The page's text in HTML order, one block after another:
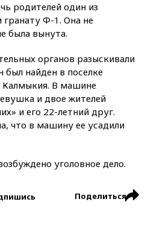
родителей один из
гранату Ф-1. Она не
была вынута.
органов разыскивали
был найден в поселке
Калмыкия. В машине
и двое жителей
и его 22-летний друг.
что в машину ее усадили
уголовное дело.
Поделиться